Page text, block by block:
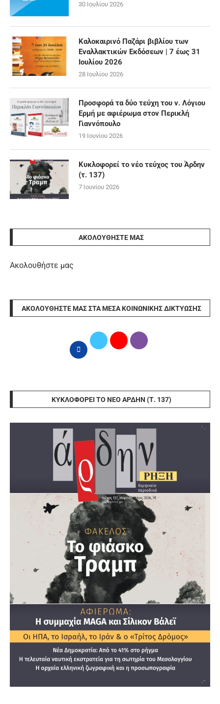
30 Ιουλίου 2026
Καλοκαιρινό Παζάρι βιβλίου των
Εναλλακτικών Εκδόσεων | 7 έως 31
Ιουλίου 2026
28 Ιουλίου 2026
Προσφορά τα δύο τεύχη του ν. Λόγιου
Ερμή με αφιέρωμα στον Περικλή
Γιαννόπουλο
19 Ιουνίου 2026
Κυκλοφορεί το νέο τεύχος του Άρδην
(τ. 137)
7 Ιουνίου 2026
ΑΚΟΛΟΥΘΉΣΤΕ ΜΑΣ
Ακολουθήστε μας
ΑΚΟΛΟΥΘΉΣΤΕ ΜΑΣ ΣΤΑ ΜΈΣΑ ΚΟΙΝΩΝΙΚΉΣ ΔΙΚΤΎΩΣΗΣ
ΚΥΚΛΟΦΟΡΕΊ ΤΟ ΝΈΟ ΆΡΔΗΝ (Τ. 137)